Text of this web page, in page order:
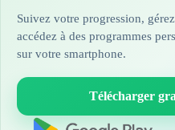
Suivez votre progression,
accédez à des programmes
sur votre smartphone.
Télécharger